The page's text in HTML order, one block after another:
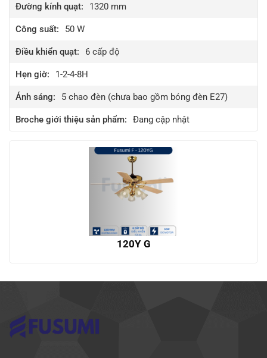
Đường kính quạt: 1320 mm
Công suất: 50 W
Điều khiển quạt: 6 cấp độ
Hẹn giờ: 1-2-4-8H
Ánh sáng: 5 chao đèn (chưa bao gồm bóng đèn E27)
Broche giới thiệu sản phẩm: Đang cập nhật
120Y G